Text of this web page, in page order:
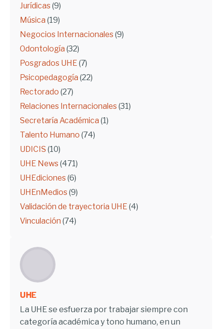
Jurídicas (9)
Música (19)
Negocios Internacionales (9)
Odontología (32)
Posgrados UHE (7)
Psicopedagogía (22)
Rectorado (27)
Relaciones Internacionales (31)
Secretaría Académica (1)
Talento Humano (74)
UDICIS (10)
UHE News (471)
UHEdiciones (6)
UHEnMedios (9)
Validación de trayectoria UHE (4)
Vinculación (74)
UHE
La UHE se esfuerza por trabajar siempre con
categoría académica y tono humano, en un